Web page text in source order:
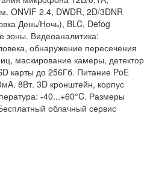
ONVIF 2.4, DWDR, 2D/3DNR
День/Ночь), BLC, Defog
зоны. Видеоаналитика:
обнаружение пересечения
маскирование камеры, детектор
карты до 256Гб. Питание PoE
8Вт. 3D кронштейн, корпус
-40...+60°C. Размеры
облачный сервис